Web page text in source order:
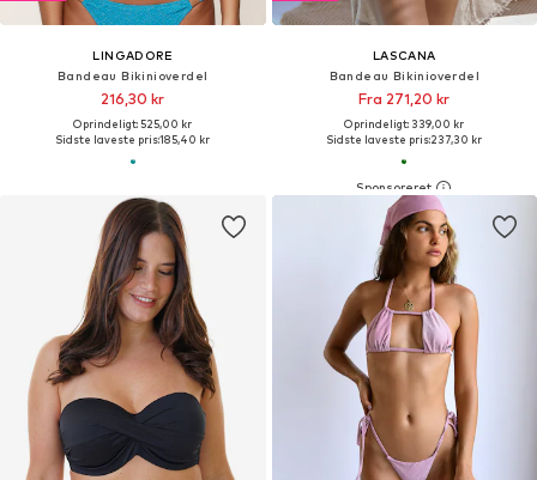
LINGADORE
Bandeau Bikinioverdel
216,30 kr
Oprindeligt: 525,00 kr
Sidste laveste pris:185,40 kr
LASCANA
Bandeau Bikinioverdel
Fra 271,20 kr
Oprindeligt: 339,00 kr
Sidste laveste pris:237,30 kr